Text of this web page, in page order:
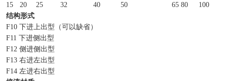
15
20 25 32 40 50 65 80 100
结构形式
F10 下进上出型（可以缺省）
F11 下进侧出型
F12 侧进侧出型
F13 右进左出型
F14 左进右出型